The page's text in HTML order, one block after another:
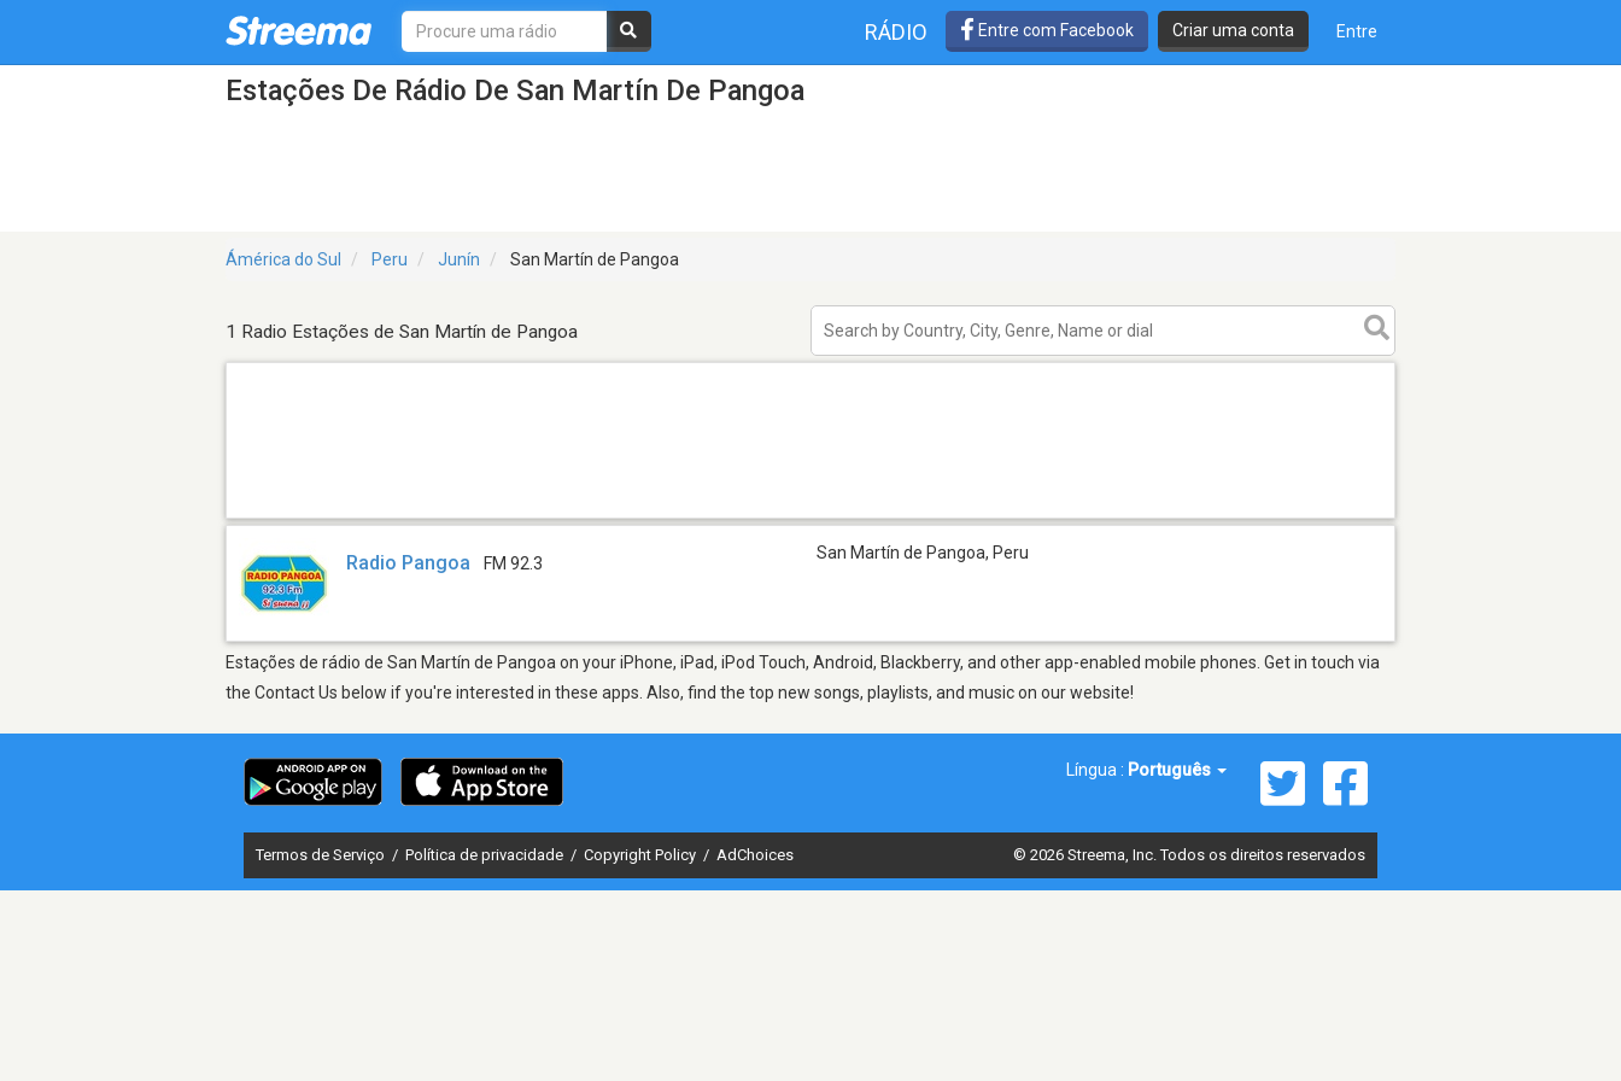
RÁDIO Entre com Facebook Criar uma conta Entre
Estações De Rádio De San Martín De Pangoa
Ámérica do Sul Peru Junín San Martín de Pangoa
1 Radio Estações de San Martín de Pangoa
Radio Pangoa FM 92.3
San Martín de Pangoa, Peru
Estações de rádio de San Martín de Pangoa on your iPhone, iPad, iPod Touch, Android, Blackberry, and other app-enabled mobile phones. Get in touch via
the Contact Us below if you're interested in these apps. Also, find the top new songs, playlists, and music on our website!
Língua : Português
Termos de Serviço / Política de privacidade / Copyright Policy / AdChoices © 2026 Streema, Inc. Todos os direitos reservados